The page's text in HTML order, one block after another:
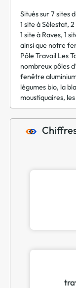
Situés sur 7 sites
1 site à Sélestat,
1 site à Raves, 1
ainsi que notre
Pôle Travail Les
nombreux pôles
fenêtre
légumes bio, la
moustiquaires,